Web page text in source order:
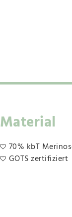
Material
70% kbT
GOTS zertifiziert